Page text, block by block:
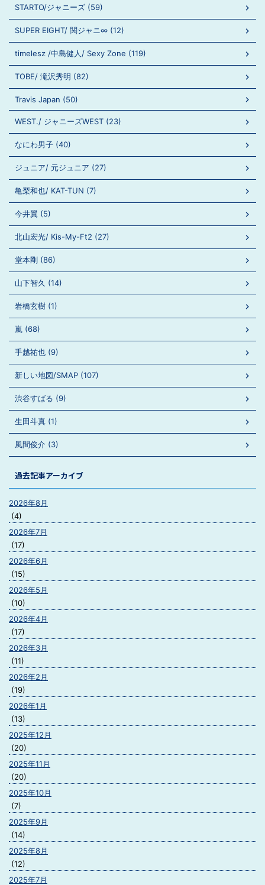
STARTO/ジャニーズ (59)
SUPER EIGHT/ 関ジャニ∞ (12)
timelesz /中島健人/ Sexy Zone (119)
TOBE/ 滝沢秀明 (82)
Travis Japan (50)
WEST./ ジャニーズWEST (23)
なにわ男子 (40)
ジュニア/ 元ジュニア (27)
亀梨和也/ KAT-TUN (7)
今井翼 (5)
北山宏光/ Kis-My-Ft2 (27)
堂本剛 (86)
山下智久 (14)
岩橋玄樹 (1)
嵐 (68)
手越祐也 (9)
新しい地図/SMAP (107)
渋谷すばる (9)
生田斗真 (1)
風間俊介 (3)
過去記事アーカイブ
2026年8月
(4)
2026年7月
(17)
2026年6月
(15)
2026年5月
(10)
2026年4月
(17)
2026年3月
(11)
2026年2月
(19)
2026年1月
(13)
2025年12月
(20)
2025年11月
(20)
2025年10月
(7)
2025年9月
(14)
2025年8月
(12)
2025年7月